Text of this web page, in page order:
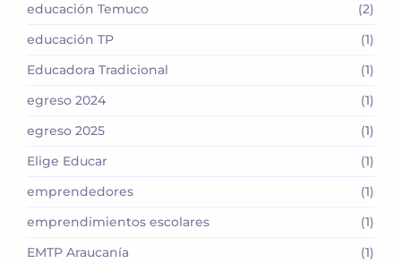
educación Temuco
(2)
educación TP
(1)
Educadora Tradicional
(1)
egreso 2024
(1)
egreso 2025
(1)
Elige Educar
(1)
emprendedores
(1)
emprendimientos escolares
(1)
EMTP Araucanía
(1)